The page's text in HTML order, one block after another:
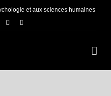
et aux sciences humaines